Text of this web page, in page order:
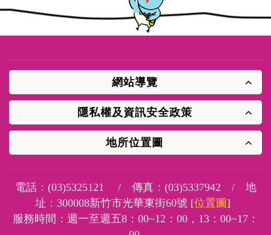
網站導覽
隱私權及資訊安全政策
地所位置圖
電話： (03)5325121 / 傳真： (03)5337942 / 地
址： 300008新竹市光華東街60號 [位置圖]
服務時間：週一至週五8：00~12：00，13：00~17：